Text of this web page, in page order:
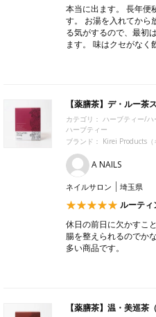
本当に出ます。 長年便
す。 お湯を入れてから
る気がするので、最初
ます。 味はクセがなく
【薬膳茶】デ・ルー茶
カテゴリ： ハーブティー/
ハーブティー
ブランド： Kirei Products（
A NAILS
ネイルサロン 埼玉県
ルーティ
休日の前日に欠かすこ
腸を整えられるのでか
多い商品です。
【薬膳茶】温・美巡